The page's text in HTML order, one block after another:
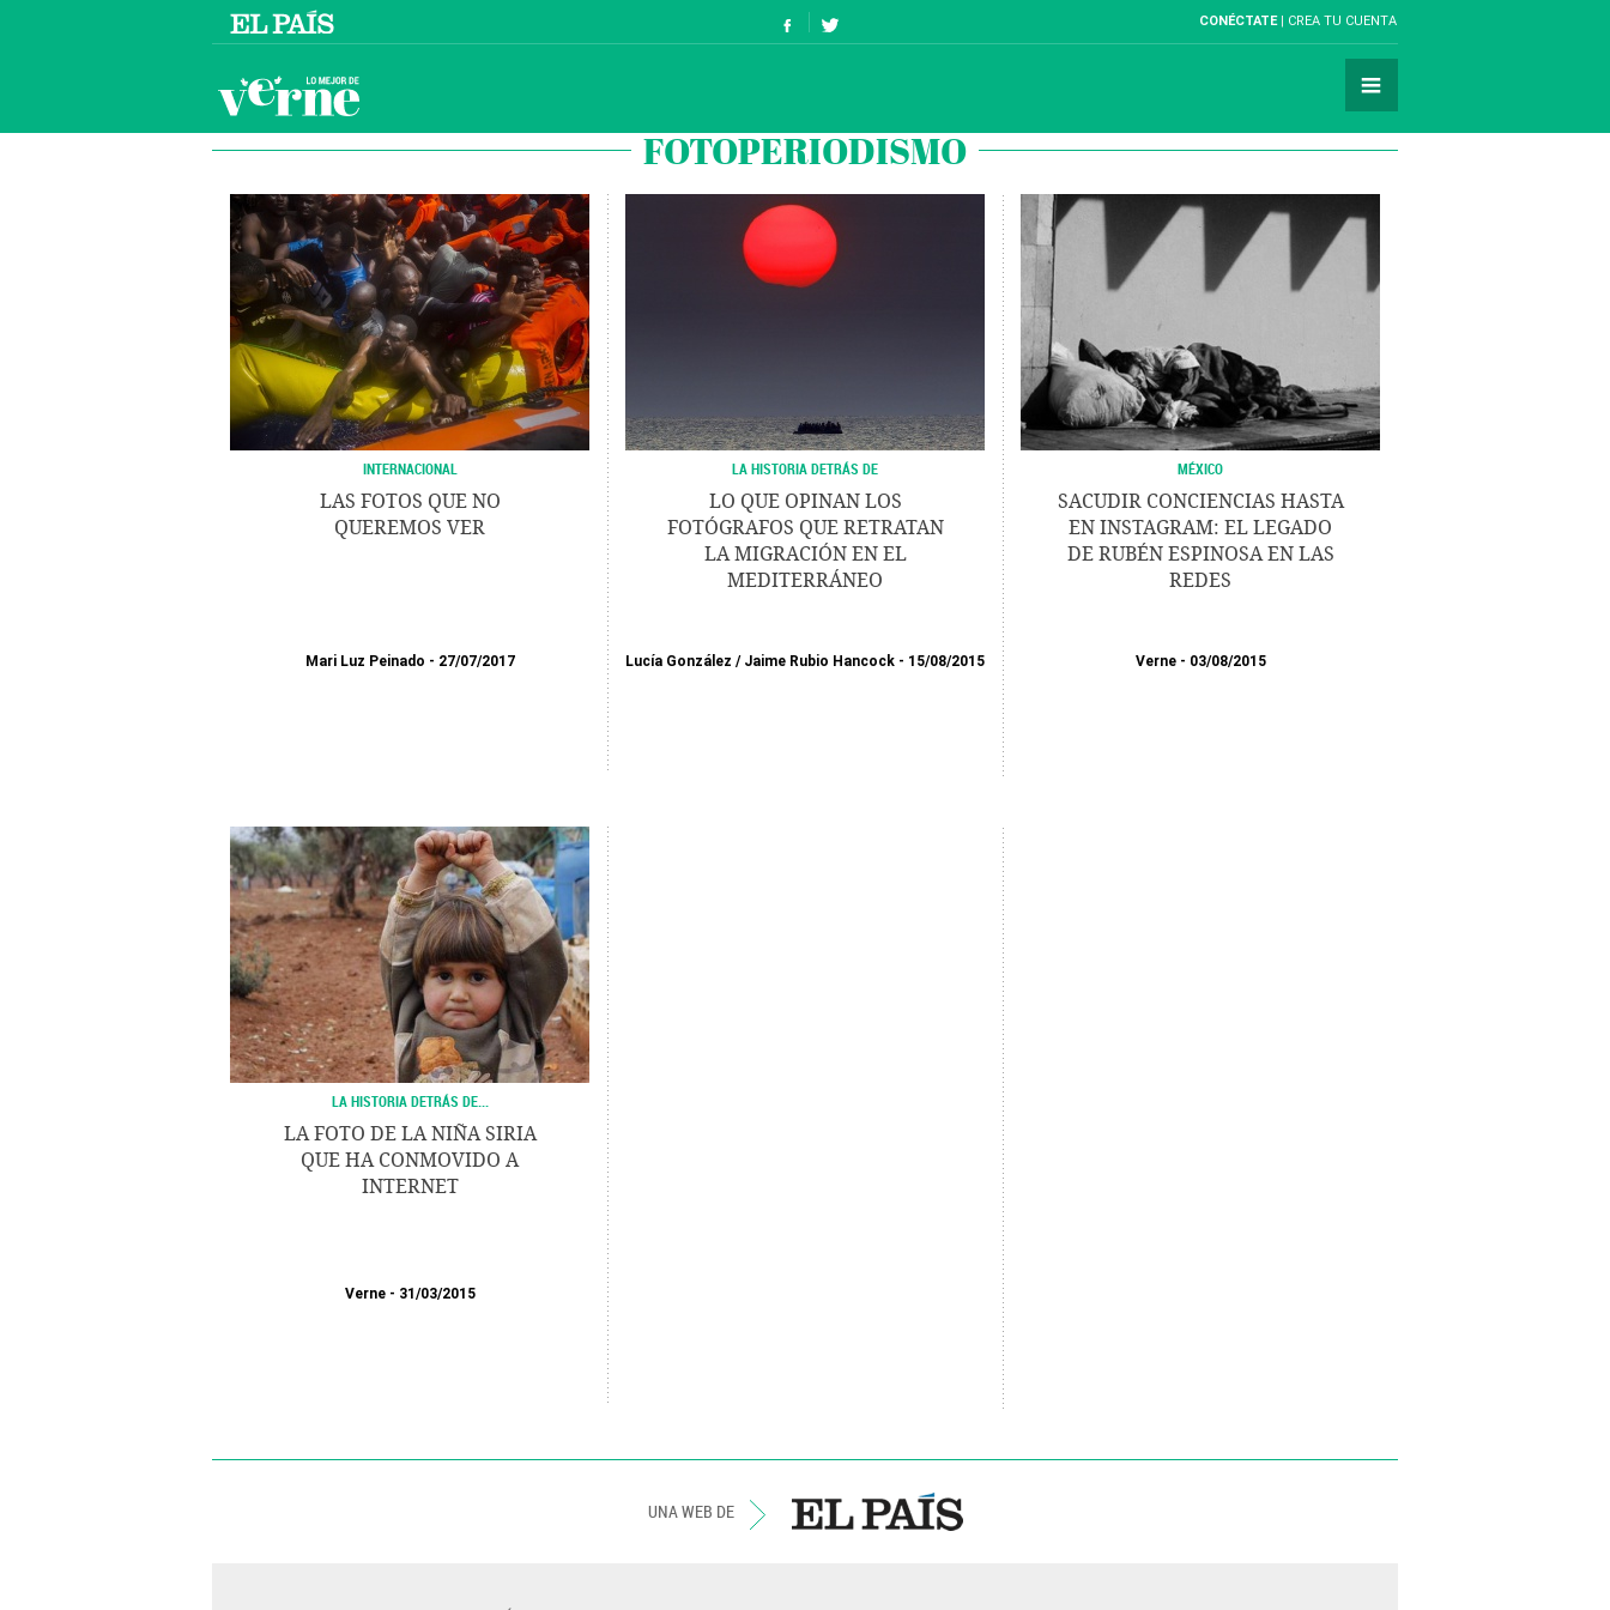
CONÉCTATE CREA TU CUENTA
FOTOPERIODISMO
INTERNACIONAL
LAS FOTOS QUE NO
QUEREMOS VER
Mari Luz Peinado 27/07/2017
LA HISTORIA DETRÁS DE
LO QUE OPINAN LOS
FOTÓGRAFOS QUE RETRATAN
LA MIGRACIÓN EN EL
MEDITERRÁNEO
Lucía González / Jaime Rubio Hancock 15/08/2015
MÉXICO
SACUDIR CONCIENCIAS HASTA
EN INSTAGRAM: EL LEGADO
DE RUBÉN ESPINOSA EN LAS
REDES
Verne 03/08/2015
LA HISTORIA DETRÁS DE...
LA FOTO DE LA NIÑA SIRIA
QUE HA CONMOVIDO A
INTERNET
Verne 31/03/2015
UNA WEB DE